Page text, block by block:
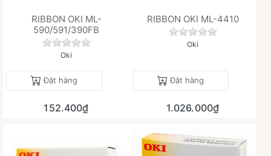
RIBBON OKI ML-
590/591/390FB
Chưa có đánh giá nào cho sản phẩm này.
Oki
Đặt hàng
152.400₫
RIBBON OKI ML-4410
Chưa có đánh giá
Oki
Đặt hàng
1.026.000₫